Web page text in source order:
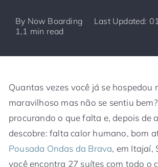
By Now Boarding
Last Updated:
1,1 min read
Quantas vezes você já se hospedou
maravilhoso mas não se sentiu
procurando o que falta e, depois de
descobre: falta calor humano, bom
Pousada Ondas da Brava, em Itajaí,
você encontra 27 suítes com todo o